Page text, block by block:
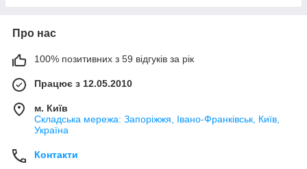
Про нас
100% позитивних з 59 відгуків за рік
Працює з 12.05.2010
м. Київ
Складська мережа: Запоріжжя, Івано-Франківськ, Київ,
Україна
Контакти